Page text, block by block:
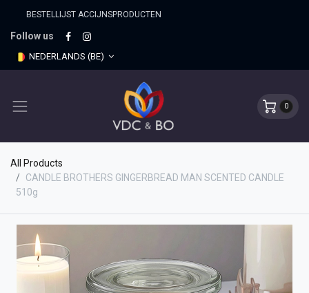
BESTELLIJST ACCIJNSPRO​DUCTEN
Follow us
NEDERLANDS (BE)
0
All Products
CANDLE BROTHERS GINGERBREAD MAN SCENTED CANDLE
510g